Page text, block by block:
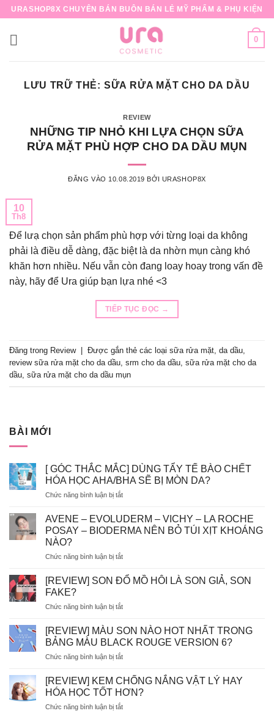
Bỏ
nội
URASHOP8X CHUYÊN BÁN BUÔN BÁN LẺ MỸ PHẨM & PHỤ KIỆN
0
LƯU TRỮ THẺ: SỮA RỬA MẶT CHO DA DẦU
REVIEW
NHỮNG TIP NHỎ KHI LỰA CHỌN SỮA
RỬA MẶT PHÙ HỢP CHO DA DẦU MỤN
ĐĂNG VÀO 10.08.2019 BỞI URASHOP8X
10
Th8
Để lưạ chọn sản phẩm phù hợp với từng loại da không
phải là điều dễ dàng, đặc biệt là da nhờn mụn càng khó
khăn hơn nhiều. Nếu vẫn còn đang loay hoay trong vấn đề
này, hãy để Ura giúp bạn lựa nhé <3
TIẾP TỤC ĐỌC →
Đăng trong Review Được gắn thẻ các loại sữa rửa mặt da dầu
review sữa rửa mặt cho da dầu srm cho da dầu sữa rửa mặt cho da
dầu sữa rửa mặt cho da dầu mụn
BÀI MỚI
[ GÓC THẮC MẮC] DÙNG TẨY TẾ BÀO CHẾT
HÓA HỌC AHA/BHA SẼ BỊ MÒN DA?
Chức năng bình luận bị tắtở
GÓC
THẮC
MẮC]
TẨY
BÀO
HỌC
SẼ
BỊ
DA?
AVENE – EVOLUDERM – VICHY – LA ROCHE
POSAY – BIODERMA NÊN BỎ TÚI XỊT KHOÁNG
NÀO?
Chức năng bình luận bị tắtở
–
VICHY
LA
ROCHE
–
NÊN
BỎ
[REVIEW] SON ĐỔ MỒ HÔI LÀ SON GIẢ, SON
FAKE?
Chức năng bình luận bị tắtở
SON
ĐỔ
MỒ
HÔI
SON
GIẢ,
FAKE?
[REVIEW] MÀU SON NÀO HOT NHẤT TRONG
BẢNG MÀU BLACK ROUGE VERSION 6?
Chức năng bình luận bị tắtở
MÀU
SON
NÀO
HOT
[REVIEW] KEM CHỐNG NẮNG VẬT LÝ HAY
HÓA HỌC TỐT HƠN?
Chức năng bình luận bị tắtở